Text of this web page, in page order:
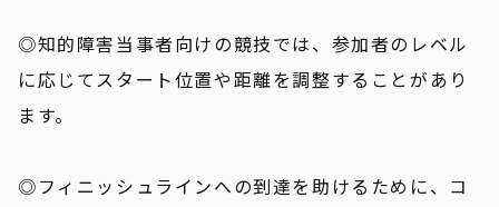
◎知的障害当事者向けの競技では、参加者のレベル
に応じてスタート位置や距離を調整することがあり
ます。
◎フィニッシュラインへの到達を助けるために、コ